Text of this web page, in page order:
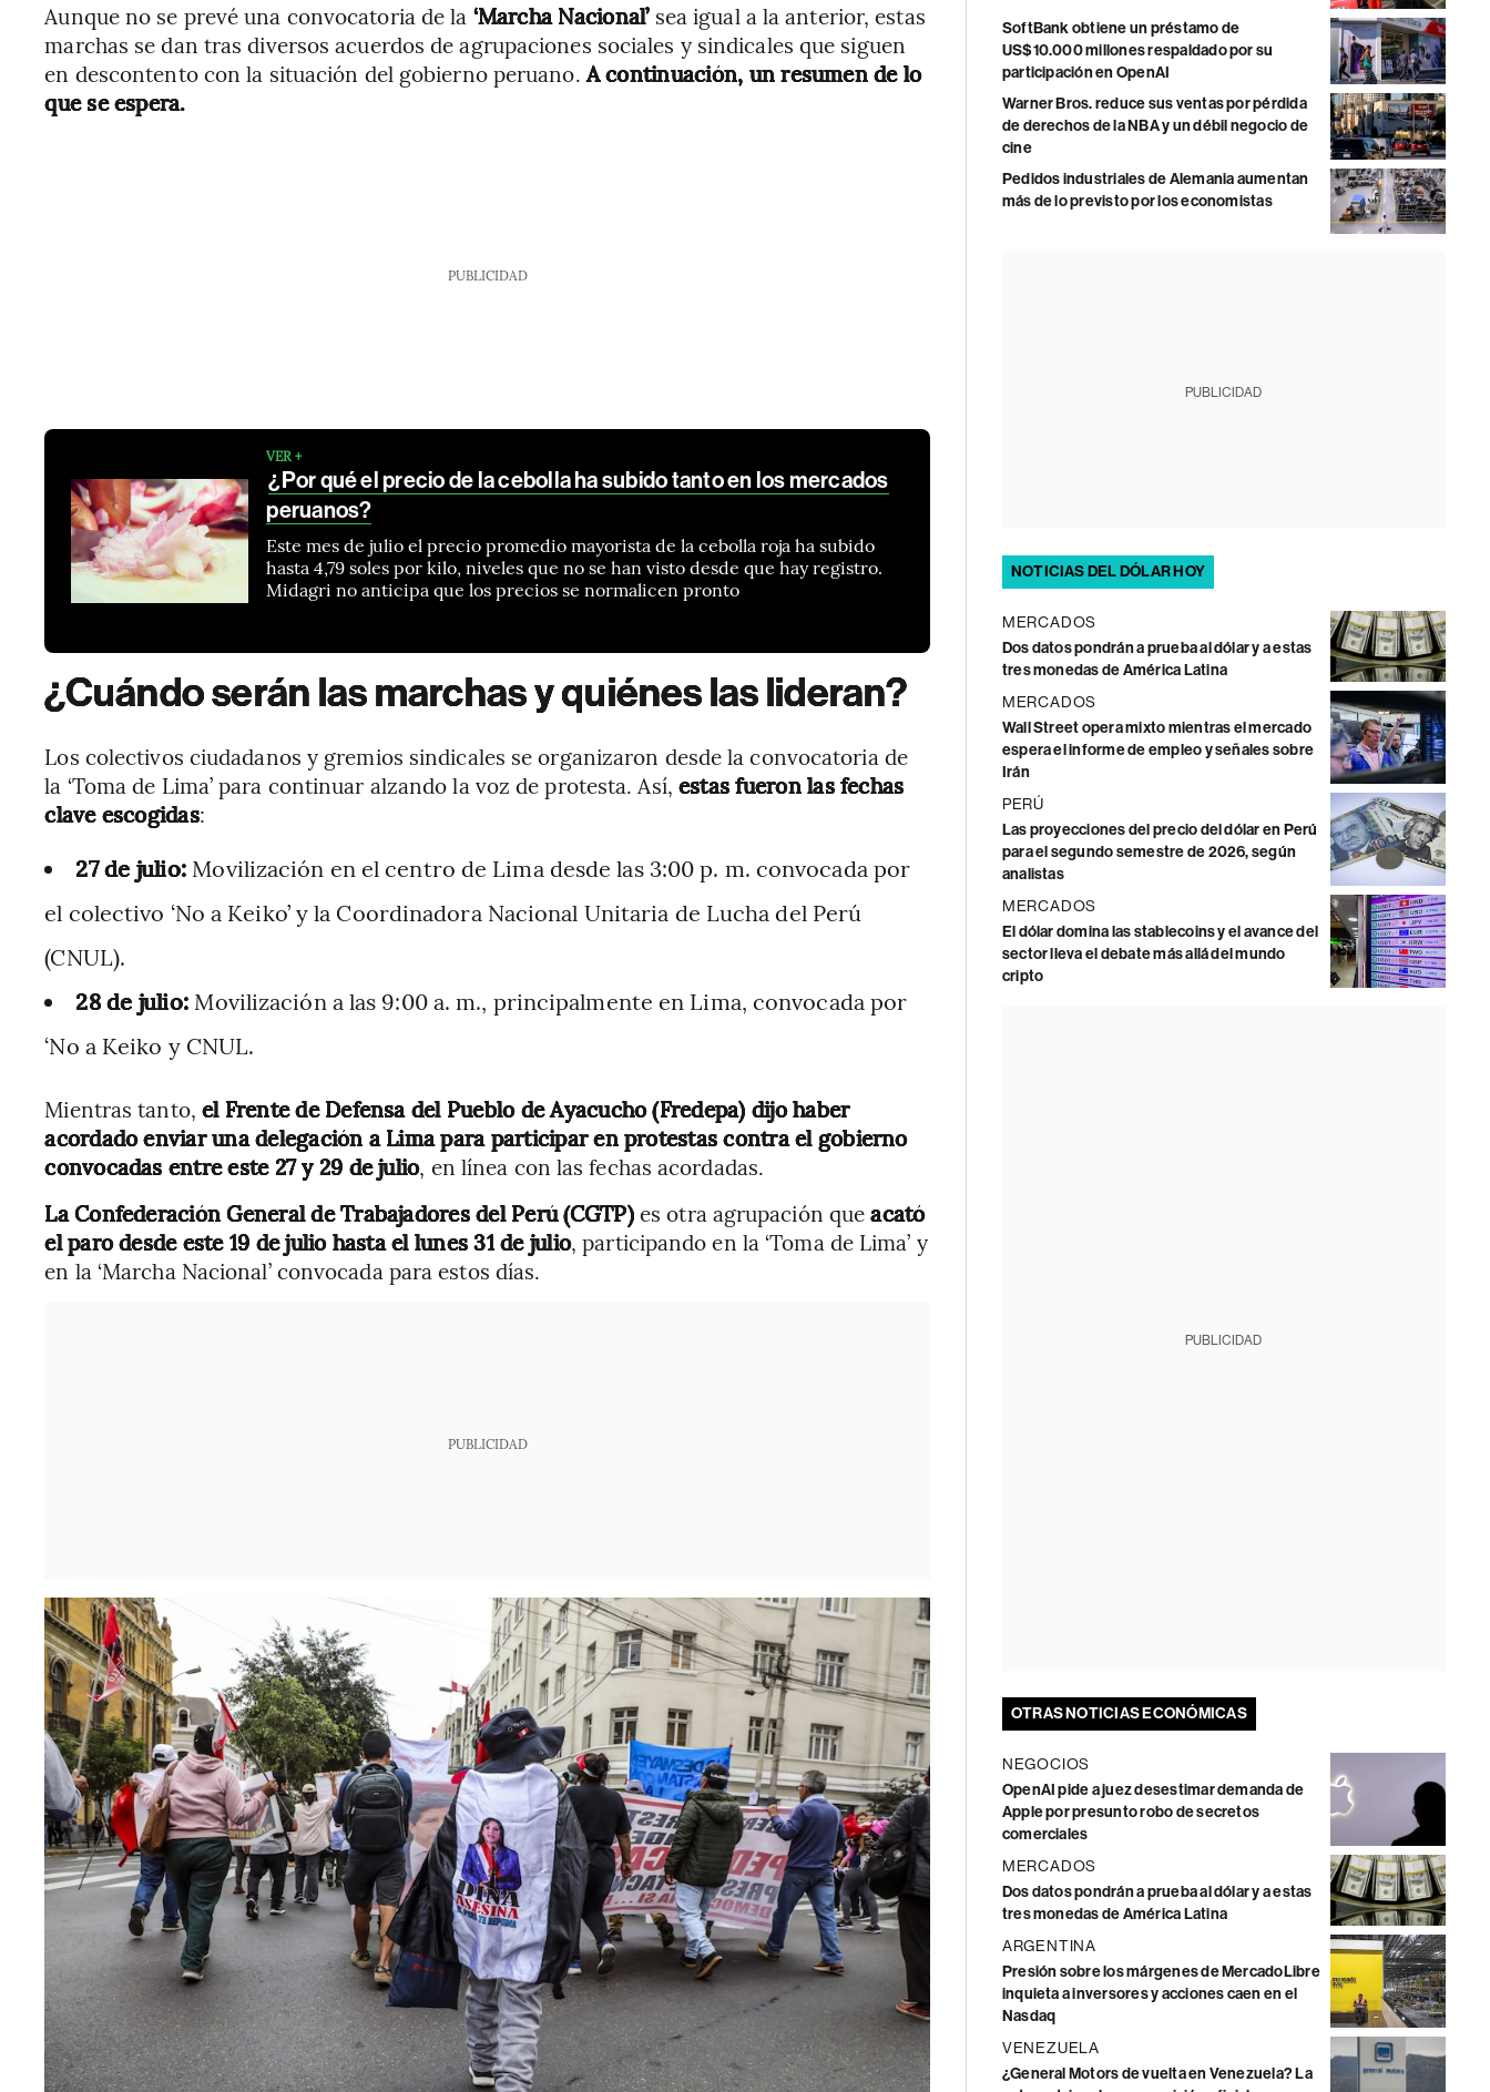
Aunque no se prevé una convocatoria de la ‘Marcha Nacional’sea igual a la anterior, estas
marchas se dan tras diversos acuerdos de agrupaciones sociales y sindicales que siguen
en descontento con la situación del gobierno peruano.A continuación, un resumen de lo
que se espera.
PUBLICIDAD
VER +
¿Por qué el precio de la cebolla ha subido tanto en los mercados
peruanos?
Este mes de julio el precio promedio mayorista de la cebolla roja ha subido
hasta 4,79 soles por kilo, niveles que no se han visto desde que hay registro.
Midagri no anticipa que los precios se normalicen pronto
¿Cuándo serán las marchas y quiénes las lideran?
Los colectivos ciudadanos y gremios sindicales se organizaron desde la convocatoria de
la ‘Toma de Lima’ para continuar alzando la voz de protesta. Así, estas fueron las fechas
clave escogidas:
27 de julio: Movilización en el centro de Lima desde las 3:00 p. m. convocada por
el colectivo ‘No a Keiko’ y la Coordinadora Nacional Unitaria de Lucha del Perú
(CNUL).
28 de julio: Movilización a las 9:00 a. m., principalmente en Lima, convocada por
‘No a Keiko y CNUL.
Mientras tanto, el Frente de Defensa del Pueblo de Ayacucho (Fredepa) dijo haber
acordado enviar una delegación a Lima para participar en protestas contra el gobierno
convocadas entre este 27 y 29 de julio, en línea con las fechas acordadas.
La Confederación General de Trabajadores del Perú (CGTP)es otra agrupación queacató
el paro desde este 19 de julio hasta el lunes 31 de julio, participando en la ‘Toma de Lima’ y
en la ‘Marcha Nacional’ convocada para estos días.
PUBLICIDAD
SoftBank obtiene un préstamo de
US$10.000 millones respaldado por su
participación en OpenAI
Warner Bros. reduce sus ventas por pérdida
de derechos de la NBA y un débil negocio de
cine
Pedidos industriales de Alemania aumentan
más de lo previsto por los economistas
PUBLICIDAD
NOTICIAS DEL DÓLAR HOY
MERCADOS
Dos datos pondrán a prueba al dólar y a estas
tres monedas de América Latina
MERCADOS
Wall Street opera mixto mientras el mercado
espera el informe de empleo y señales sobre
Irán
PERÚ
Las proyecciones del precio del dólar en Perú
para el segundo semestre de 2026, según
analistas
MERCADOS
El dólar domina las stablecoins y el avance del
sector lleva el debate más allá del mundo
cripto
PUBLICIDAD
OTRAS NOTICIAS ECONÓMICAS
NEGOCIOS
OpenAI pide a juez desestimar demanda de
Apple por presunto robo de secretos
comerciales
MERCADOS
Dos datos pondrán a prueba al dólar y a estas
tres monedas de América Latina
ARGENTINA
Presión sobre los márgenes de MercadoLibre
inquieta a inversores y acciones caen en el
Nasdaq
VENEZUELA
¿General Motors de vuelta en Venezuela? La